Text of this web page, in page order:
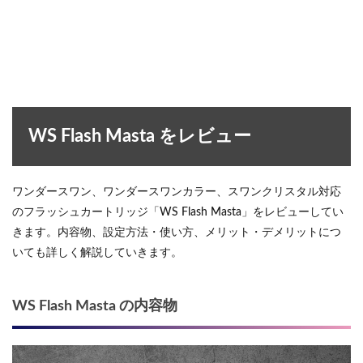
WS Flash Masta をレビュー
ワンダースワン、ワンダースワンカラー、スワンクリスタル対応
のフラッシュカートリッジ「WS Flash Masta」をレビューしてい
きます。内容物、設定方法・使い方、メリット・デメリットにつ
いても詳しく解説していきます。
WS Flash Masta の内容物